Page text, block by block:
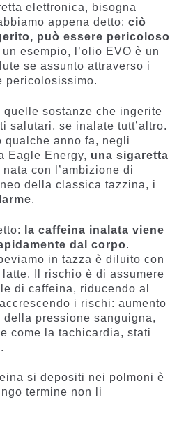
elettronica, bisogna
appena detto: ciò
può essere pericoloso
esempio, l’olio EVO è un
se assunto attraverso i
pericolosissimo.
quelle sostanze che ingerite
salutari, se inalate tutt’altro.
qualche anno fa, negli
Eagle Energy, una sigaretta
nata con l’ambizione di
della classica tazzina, i
.
la caffeina inalata viene
dal corpo.
in tazza è diluito con
latte. Il rischio è di assumere
di caffeina, riducendo al
i rischi: aumento
pressione sanguigna,
come la tachicardia, stati
si depositi nei polmoni è
termine non li